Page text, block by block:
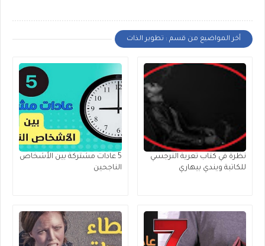
أخر المواضيع من قسم : تطوير الذات
نظرة في كتاب تعرية النرجسي
للكاتبة ويندي بيهاري
5 عادات مشتركة بين الأشخاص
الناجحين